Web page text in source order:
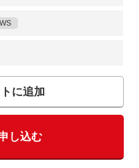
に追加
し込む